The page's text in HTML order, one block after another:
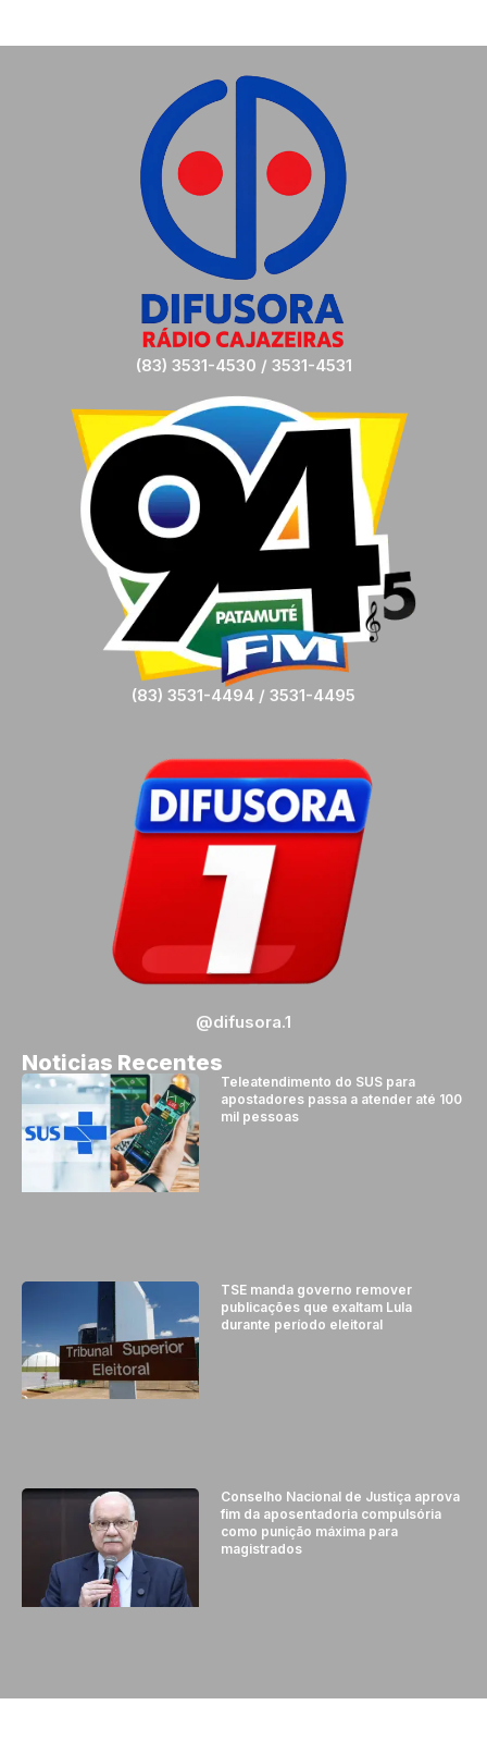
(83) 3531-4530 / 3531-4531
(83) 3531-4494 / 3531-4495
@difusora.1
Noticias Recentes
Teleatendimento do SUS para
apostadores passa a atender até 100
mil pessoas
TSE manda governo remover
publicações que exaltam Lula
durante período eleitoral
Conselho Nacional de Justiça aprova
fim da aposentadoria compulsória
como punição máxima para
magistrados